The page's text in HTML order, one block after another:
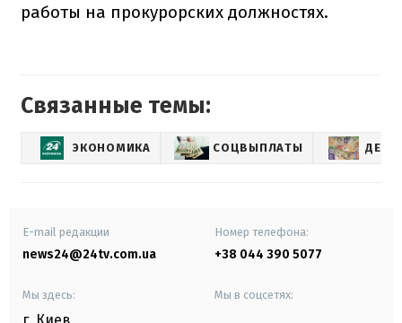
работы на прокурорских должностях.
Связанные темы:
ЭКОНОМИКА СОЦВЫПЛАТЫ
E-mail редакции
news24@24tv.com.ua
Номер телефона:
+38 044 390 5077
Мы здесь:
г. Киев
Мы в соцсетях: